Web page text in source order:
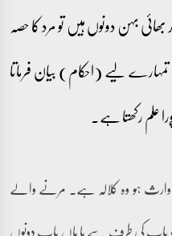
بہن دونوں ہیں تو مرد کا حصہ
لیے (احکام) بیان فرماتا
علم رکھتا ہے۔
وارث ہو وہ کلالہ ہے۔ مرنے والے